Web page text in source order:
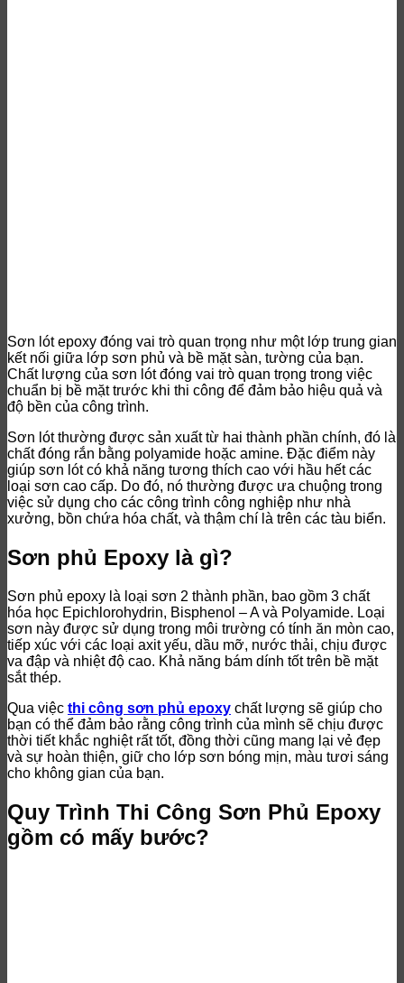
Sơn lót epoxy đóng vai trò quan trọng như một lớp trung gian
kết nối giữa lớp sơn phủ và bề mặt sàn, tường của bạn.
Chất lượng của sơn lót đóng vai trò quan trọng trong việc
chuẩn bị bề mặt trước khi thi công để đảm bảo hiệu quả và
độ bền của công trình.
Sơn lót thường được sản xuất từ hai thành phần chính, đó là
chất đóng rắn bằng polyamide hoặc amine. Đặc điểm này
giúp sơn lót có khả năng tương thích cao với hầu hết các
loại sơn cao cấp. Do đó, nó thường được ưa chuộng trong
việc sử dụng cho các công trình công nghiệp như nhà
xưởng, bồn chứa hóa chất, và thậm chí là trên các tàu biển.
Sơn phủ Epoxy là gì?
Sơn phủ epoxy là loại sơn 2 thành phần, bao gồm 3 chất
hóa học Epichlorohydrin, Bisphenol – A và Polyamide. Loại
sơn này được sử dụng trong môi trường có tính ăn mòn cao,
tiếp xúc với các loại axit yếu, dầu mỡ, nước thải, chịu được
va đập và nhiệt độ cao. Khả năng bám dính tốt trên bề mặt
sắt thép.
Qua việc thi công sơn phủ epoxy chất lượng sẽ giúp cho
bạn có thể đảm bảo rằng công trình của mình sẽ chịu được
thời tiết khắc nghiệt rất tốt, đồng thời cũng mang lại vẻ đẹp
và sự hoàn thiện, giữ cho lớp sơn bóng mịn, màu tươi sáng
cho không gian của bạn.
Quy Trình Thi Công Sơn Phủ Epoxy
gồm có mấy bước?